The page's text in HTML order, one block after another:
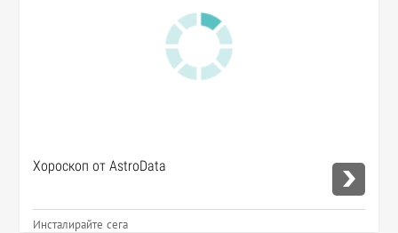
Хороскоп от AstroData
Инсталирайте сега